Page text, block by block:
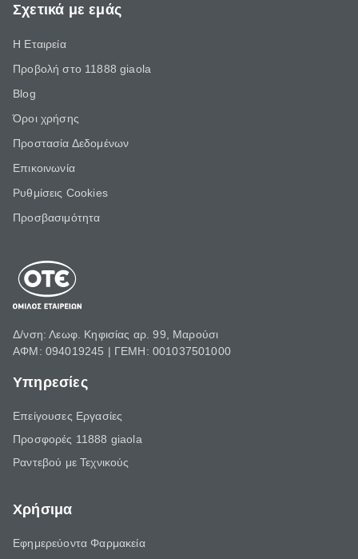
Σχετικά με εμάς
Η Εταιρεία
Προβολή στο 11888 giaola
Blog
Όροι χρήσης
Προστασία Δεδομένων
Επικοινωνία
Ρυθμίσεις Cookies
Προσβασιμότητα
Δ/νση: Λεωφ. Κηφισίας αρ. 99, Μαρούσι
ΑΦΜ: 094019245 | ΓΕΜΗ: 001037501000
Υπηρεσίες
Επείγουσες Εργασίες
Προσφορές 11888 giaola
Ραντεβού με Τεχνικούς
Χρήσιμα
Εφημερεύοντα Φαρμακεία